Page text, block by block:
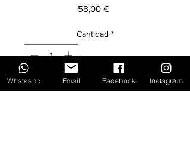
58,00 €Precio
Cantidad *
Agregar al carrito
Whatsapp Email Facebook Instagram